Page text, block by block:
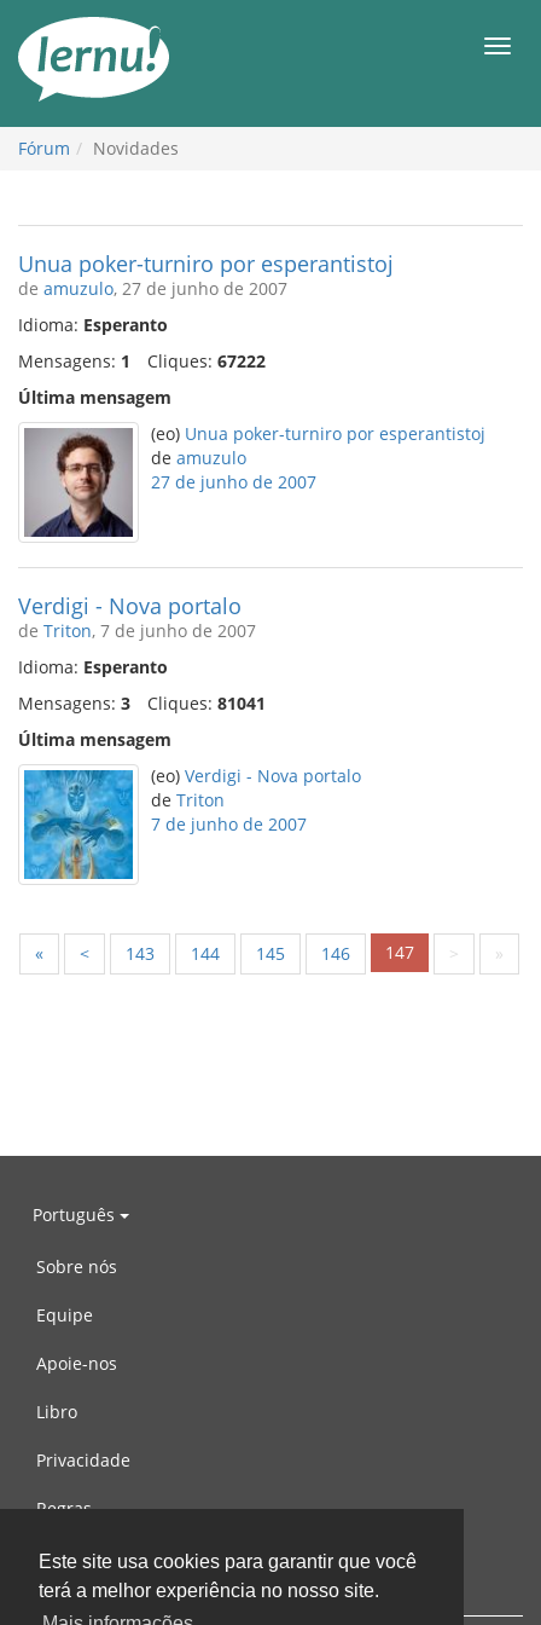
Este site usa cookies para garantir que você
terá a melhor experiência no nosso site.
conteúdo
Fórum Novidades
Unua poker-turniro por esperantistoj
de amuzulo, 27 de junho de 2007
Idioma: Esperanto
Mensagens: 1 Cliques: 67222
Última mensagem
(eo) Unua poker-turniro por esperantistoj
de amuzulo
27 de junho de 2007
Verdigi - Nova portalo
de Triton, 7 de junho de 2007
Idioma: Esperanto
Mensagens: 3 Cliques: 81041
Última mensagem
(eo) Verdigi - Nova portalo
de Triton
7 de junho de 2007
« < 143 144 145 146 147 > »
Português
Sobre nós
Equipe
Apoie-nos
Libro
Privacidade
Regras
Contacte-nos